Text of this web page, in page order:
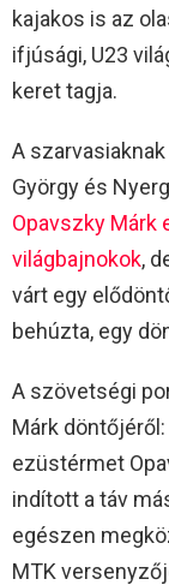
kajakos is az
ifjúsági, U23
keret tagja.
A
György és
Opavszky Márk
világbajnokok,
várt egy
behúzta, egy
A szövetségi
Márk
ezüstérmet
indított a táv
egészen
MTK